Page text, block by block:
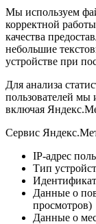
Мы используем
корректной
качества
небольшие
устройстве при
Для анализа
пользователей мы
включая
Сервис
IP-адрес
Тип
Данные о
просмотров)
Данные о